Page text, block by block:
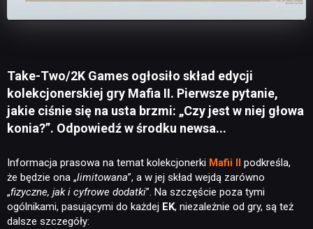
Take-Two/2K Games ogłosiło skład edycji
kolekcjonerskiej gry Mafia II. Pierwsze pytanie,
jakie ciśnie się na usta brzmi: „Czy jest w niej głowa
konia?”. Odpowiedź w środku newsa...
Informacja prasowa na temat kolekcjonerki Mafii II podkreśla,
że będzie ona „limitowana”, a w jej skład wejdą zarówno
„fizyczne, jak i cyfrowe dodatki”. Na szczęście poza tymi
ogólnikami, pasującymi do każdej EK, niezależnie od gry, są też
dalsze szczegóły: